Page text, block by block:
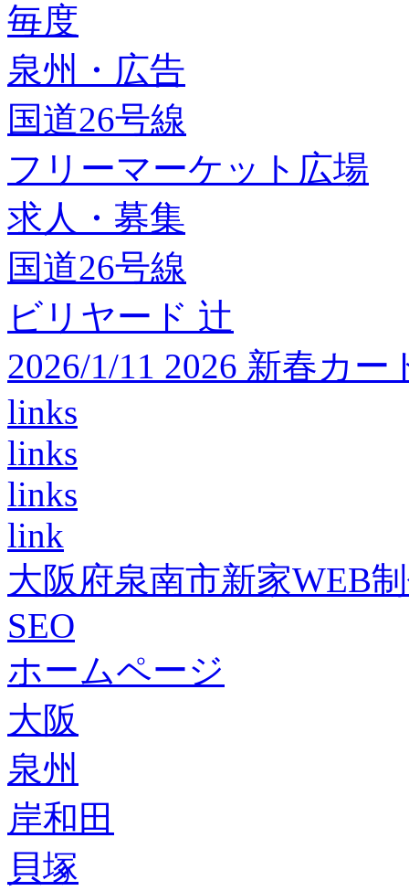
毎度
泉州・広告
国道26号線
フリーマーケット広場
求人・募集
国道26号線
ビリヤード 辻
2026/1/11 2026 新春カ
links
links
links
link
大阪府泉南市新家WEB
SEO
ホームページ
大阪
泉州
岸和田
貝塚